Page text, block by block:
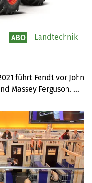
führt Fendt vor John
Massey Ferguson.
Prozent mehr als im
Lieferketten.
ABO Landtechnik